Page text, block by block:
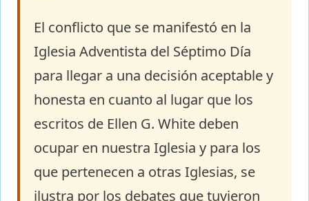
El conflicto que se manifestó en la
Iglesia Adventista del Séptimo Día
para llegar a una decisión aceptable y
honesta en cuanto al lugar que los
escritos de Ellen G. White deben
ocupar en nuestra Iglesia y para los
que pertenecen a otras Iglesias, se
ilustra por los debates que tuvieron